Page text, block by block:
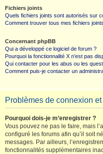
Fichiers joints
Quels fichiers joints sont autorisés sur
Comment trouver tous mes fichiers
Concernant phpBB
Qui a développé ce logiciel de forum ?
Pourquoi la fonctionnalité X n’est pas
Qui contacter pour les abus ou les
Comment puis-je contacter un
Problèmes de connexion et
Pourquoi dois-je m’enregistrer ?
Vous pouvez ne pas le faire, mais
configuré les forums afin qu’il soit
messages. Par ailleurs,
fonctionnalités supplémentaires